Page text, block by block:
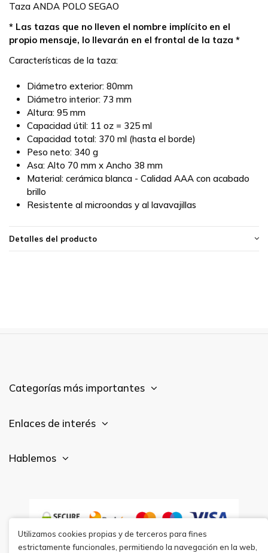
Taza ANDA POLO SEGAO
* Las tazas que no lleven el nombre implícito en el
propio mensaje, lo llevarán en el frontal de la taza *
Características de la taza:
Diámetro exterior: 80mm
Diámetro interior: 73 mm
Altura: 95 mm
Capacidad útil: 11 oz = 325 ml
Capacidad total: 370 ml (hasta el borde)
Peso neto: 340 g
Asa: Alto 70 mm x Ancho 38 mm
Material: cerámica blanca - Calidad AAA con acabado
brillo
Resistente al microondas y al lavavajillas
Detalles del producto
Categorías más importantes
Enlaces de interés
Hablemos
Utilizamos cookies propias y de terceros para fines
estrictamente funcionales, permitiendo la navegación en la web,